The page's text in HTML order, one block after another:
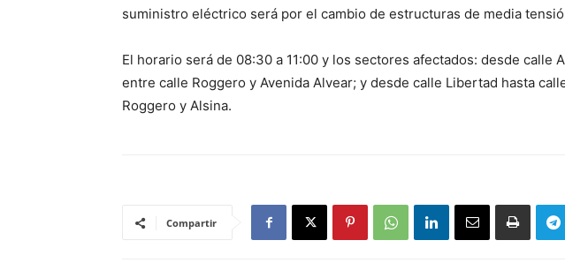
suministro eléctrico será por el cambio de estructuras de media
El horario será de 08:30 a 11:00 y los sectores afectados: desde calle
entre calle Roggero y Avenida Alvear; y desde calle Libertad hasta
Roggero y Alsina.
Compartir